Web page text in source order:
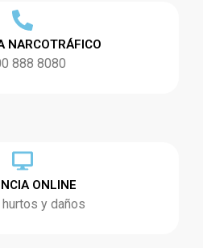
NARCOTRÁFICO
888 8080
ONLINE
y daños